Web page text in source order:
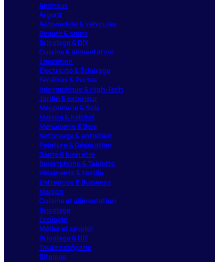
Animaux
Argent
Automobile & véhicules
Beauté & soins
Bricolage & DIY
Cuisine & alimentation
Éducation
Électricité & Éclairage
Fenêtres & Portes
Informatique & High-Tech
Jardin & extérieur
Maçonnerie & Sols
Maison & habitat
Menuiserie & Bois
Nettoyage & entretien
Peinture & Décoration
Santé & bien être
Smartphone & Tablette
Vêtements & textile
Entreprise & Business
Maison
Cuisine et alimentation
Bricolage
Écologie
Métier et emploi
Bricolage & DIY
Toute catégorie
Sitemap